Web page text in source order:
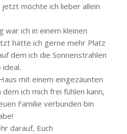
möchte ich lieber allein
war ich in einem kleinen
hätte ich gerne mehr Platz
dem ich die Sonnenstrahlen
ideal.
mit einem eingezäunten
ich mich frei fühlen kann,
Familie verbunden bin
darauf, Euch